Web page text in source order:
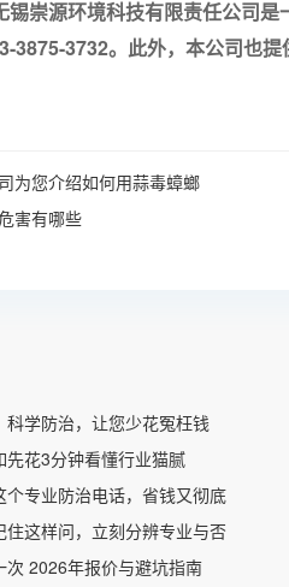
崇源环境科技有限责任公司是
3875-3732。此外，本公司也提
为您介绍如何用蒜毒蟑螂
害有哪些
科学防治，让您少花冤枉钱
花3分钟看懂行业猫腻
个专业防治电话，省钱又彻底
住这样问，立刻分辨专业与否
次 2026年报价与避坑指南